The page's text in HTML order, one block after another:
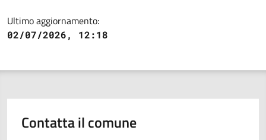
Ultimo aggiornamento:
02/07/2026, 12:18
Contatta il comune